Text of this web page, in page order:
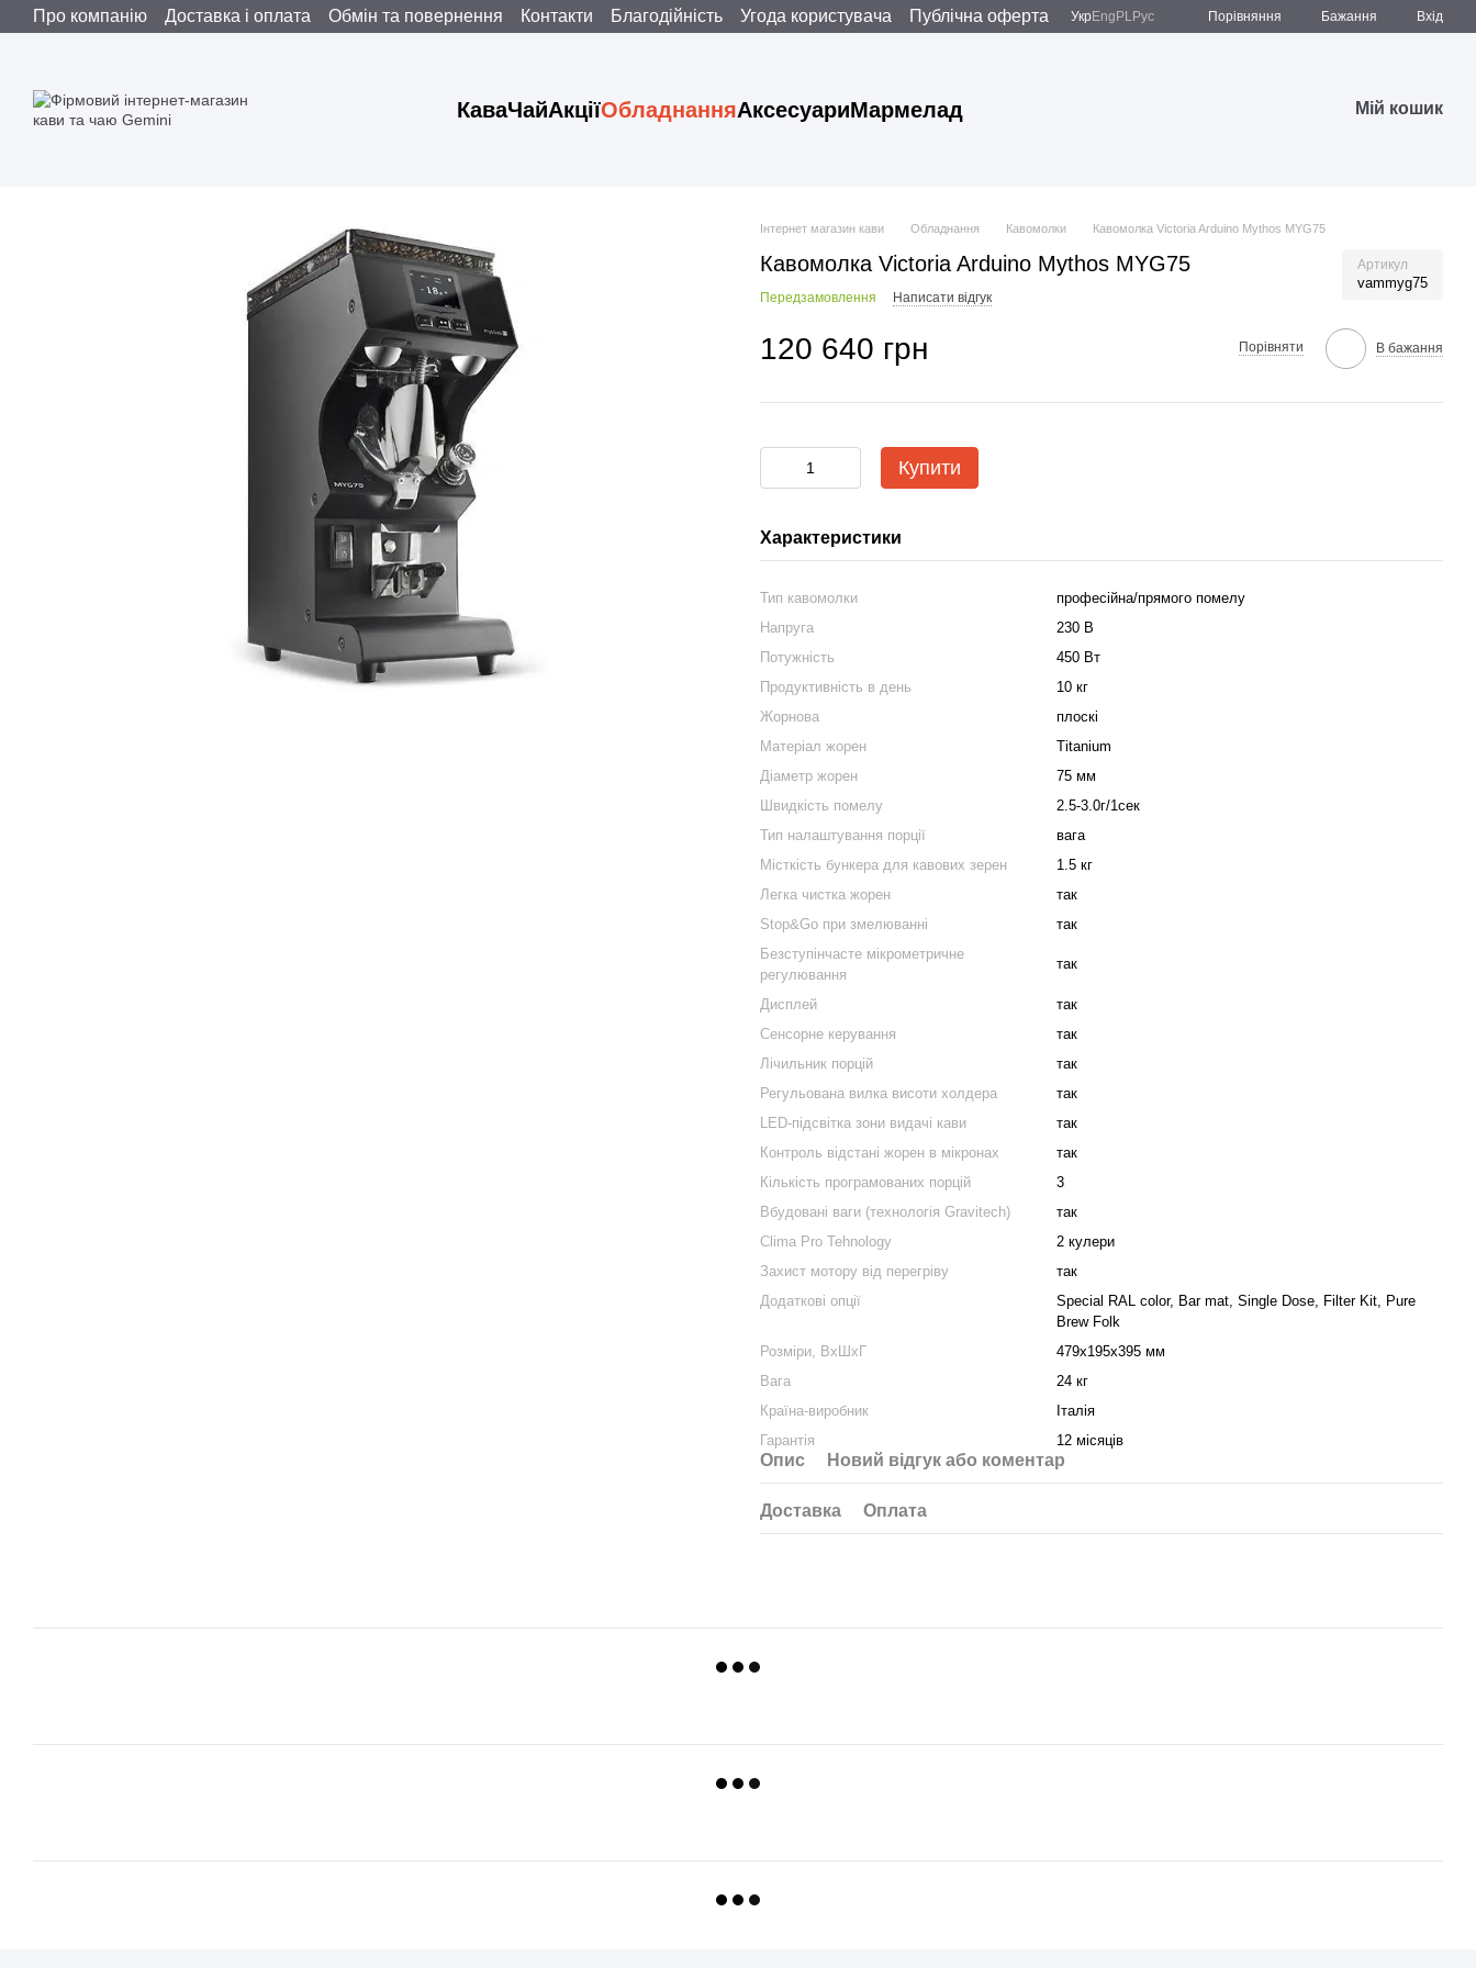
Перейти до основного контенту
Про компанію Доставка і оплата Обмін та повернення Контакти Благодійність Угода користувача Публічна оферта Укр Eng PLРус Порівняння Бажання Вхід
КаваЧайАкціїОбладнанняАксесуариМармелад Мій кошик
Інтернет магазин кави Обладнання Кавомолки Кавомолка Victoria Arduino Mythos MYG75
Кавомолка Victoria Arduino Mythos MYG75 Артикул
vammyg75
Передзамовлення Написати відгук
120 640 грн Порівняти В бажання
Купити
Характеристики
Тип кавомолки
професійна/прямого помелу
Напруга
230 В
Потужність
450 Вт
Продуктивність в день
10 кг
Жорнова
плоскі
Матеріал жорен
Titanium
Діаметр жорен
75 мм
Швидкість помелу
2.5-3.0г/1сек
Тип налаштування порції
вага
Місткість бункера для кавових зерен
1.5 кг
Легка чистка жорен
так
Stop&Go при змелюванні
так
Безступінчасте мікрометричне
регулювання
так
Дисплей
так
Сенсорне керування
так
Лічильник порцій
так
Регульована вилка висоти холдера
так
LED-підсвітка зони видачі кави
так
Контроль відстані жорен в мікронах
так
Кількість програмованих порцій
3
Вбудовані ваги (технологія Gravitech)
так
Clima Pro Tehnology
2 кулери
Захист мотору від перегріву
так
Додаткові опції
Special RAL color, Bar mat, Single Dose, Filter Kit, Pure
Brew Folk
Розміри, ВхШхГ
479x195x395 мм
Вага
24 кг
Країна-виробник
Італія
Гарантія
12 місяців
Опис Новий відгук або коментар
Доставка Оплата